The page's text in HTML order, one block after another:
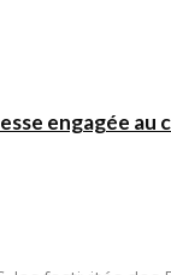
engagée au